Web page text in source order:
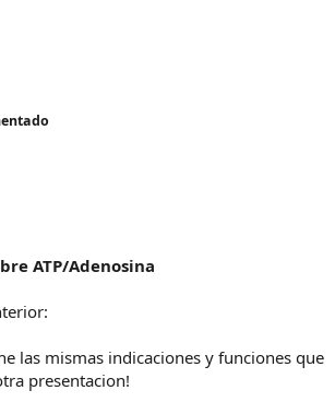
ATP/Adenosina
las mismas indicaciones y funciones que
presentacion!